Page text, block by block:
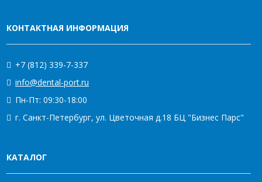
КОНТАКТНАЯ ИНФОРМАЦИЯ
+7 (812) 339-7-337
info@dental-port.ru
Пн-Пт: 09:30-18:00
г. Санкт-Петербург, ул. Цветочная д.18 БЦ "Бизнес Парс"
КАТАЛОГ